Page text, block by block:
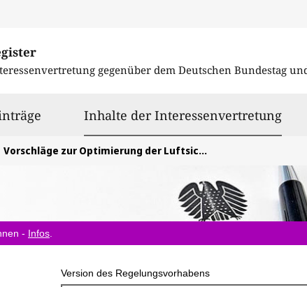
gegenüber dem Deutschen Bundestag
Inhalte der Interessenvertretung
Vorschläge zur Optimierung der Luftsicherheit in Deutschland
- Infos
Version des Regelungsvorhabens